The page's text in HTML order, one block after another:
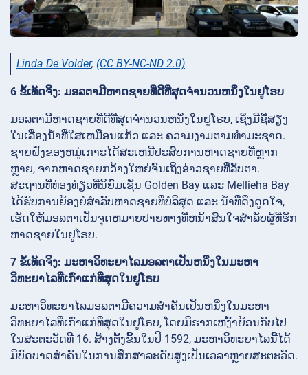
Linda De Volder, (CC BY-NC-ND 2.0)
6 ຂໍ້ເທັດຈິງ: ມອລຕາມີຫາດຊາຍທີ່ດີທີ່ສຸດຈຳນວນຫນຶ່ງໃນຢູໂຣບ
ມອລຕາມີຫາດຊາຍທີ່ດີທີ່ສຸດຈຳນວນຫນຶ່ງໃນຢູໂຣບ, ເຊິ່ງມີຊື່ສຽງ
ໃນເລື່ອງນໍ້າທີ່ໃສເຫມືອນແກ້ວ ແລະ ຄວາມງາມຕາມທຳມະຊາດ.
ຊາຍຝັ່ງຂອງຫມູ່ເກາະໄດ້ສະເຫນີປະສົບການຫາດຊາຍທີ່ຫຼາກ
ຫຼາຍ, ຈາກຫາດຊາຍກວ້າງໃຫຍ່ຈົນເຖິງອ່າວຊາຍທີ່ລັບຕາ.
ສະຖານທີ່ທ່ອງທ່ຽວທີ່ນິຍົມເຊັ່ນ Golden Bay ແລະ Mellieha Bay
ໄດ້ຮັບການຍ້ອງຍໍສຳລັບຫາດຊາຍທີ່ບໍລິສຸດ ແລະ ນໍ້າທີ່ດຶງດູດໃຈ,
ເຮັດໃຫ້ມອລຕາເປັນຈຸດຫມາຍປາຍທາງທີ່ຫນ້າສົນໃຈສຳລັບຜູ້ທີ່ຮັກ
ຫາດຊາຍໃນຢູໂຣບ.
7 ຂໍ້ເທັດຈິງ: ມະຫາວິທະຍາໄລມອລຕາເປັນຫນຶ່ງໃນມະຫາ
ວິທະຍາໄລທີ່ເກົ່າແກ່ທີ່ສຸດໃນຢູໂຣບ
ມະຫາວິທະຍາໄລມອລຕາມີຄວາມສຳຄັນເປັນຫນຶ່ງໃນມະຫາ
ວິທະຍາໄລທີ່ເກົ່າແກ່ທີ່ສຸດໃນຢູໂຣບ, ໂດຍມີຮາກເຫງົ້າຍ້ອນກັບໄປ
ໃນສະຕະວັດທີ 16. ສ້າງຕັ້ງຂຶ້ນໃນປີ 1592, ມະຫາວິທະຍາໄລນີ້ໄດ້
ມີບົດບາດສຳຄັນໃນການສຶກສາລະດັບສູງເປັນເວລາຫຼາຍສະຕະວັດ.